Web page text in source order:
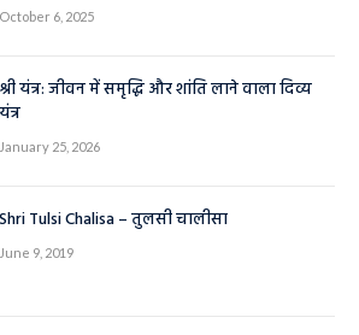
October 6, 2025
श्री यंत्र: जीवन में समृद्धि और शांति लाने वाला दिव्य
यंत्र
January 25, 2026
Shri Tulsi Chalisa – तुलसी चालीसा
June 9, 2019